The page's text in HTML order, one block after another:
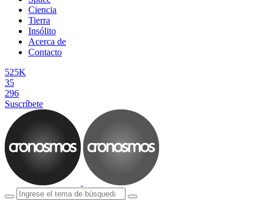
Ciencia
Tierra
Insólito
Acerca de
Contacto
525K
35
296
Suscríbete